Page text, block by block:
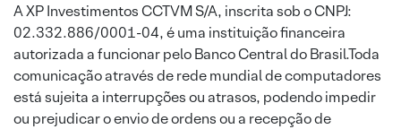
A XP Investimentos CCTVM S/A, inscrita sob o CNPJ:
02.332.886/0001-04, é uma instituição financeira
autorizada a funcionar pelo Banco Central do Brasil.Toda
comunicação através de rede mundial de computadores
está sujeita a interrupções ou atrasos, podendo impedir
ou prejudicar o envio de ordens ou a recepção de